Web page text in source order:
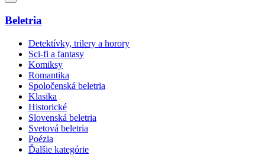
Beletria
Detektívky, trilery a horory
Sci-fi a fantasy
Komiksy
Romantika
Spoločenská beletria
Klasika
Historické
Slovenská beletria
Svetová beletria
Poézia
Ďalšie kategórie